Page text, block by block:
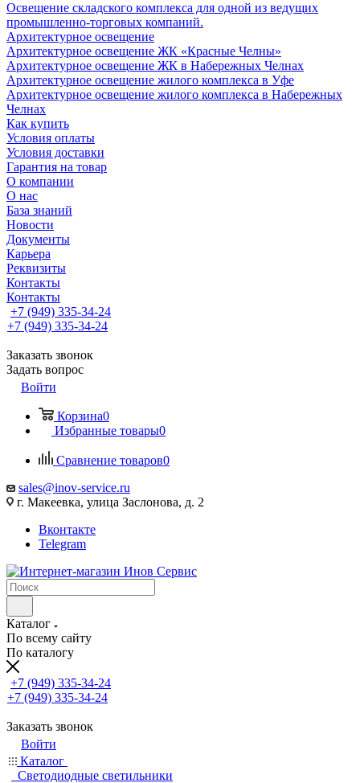
Освещение складского комплекса для одной из ведущих
промышленно-торговых компаний.
Архитектурное освещение
Архитектурное освещение ЖК «Красные Челны»
Архитектурное освещение ЖК в Набережных Челнах
Архитектурное освещение жилого комплекса в Уфе
Архитектурное освещение жилого комплекса в Набережных
Челнах
Как купить
Условия оплаты
Условия доставки
Гарантия на товар
О компании
О нас
База знаний
Новости
Документы
Карьера
Реквизиты
Контакты
Контакты
+7 (949) 335-34-24
+7 (949) 335-34-24
Заказать звонок
Задать вопрос
Войти
Корзина0
Избранные товары0
Сравнение товаров0
sales@inov-service.ru
г. Макеевка, улица Заслонова, д. 2
Вконтакте
Telegram
Каталог
По всему сайту
По каталогу
+7 (949) 335-34-24
+7 (949) 335-34-24
Заказать звонок
Войти
Каталог
Светодиодные светильники